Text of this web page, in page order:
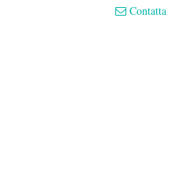
Contatta